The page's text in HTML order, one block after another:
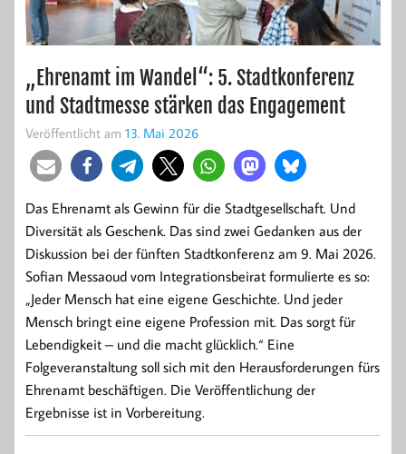
„Ehrenamt im Wandel“: 5. Stadtkonferenz
und Stadtmesse stärken das Engagement
Veröffentlicht am 13. Mai 2026
Das Ehrenamt als Gewinn für die Stadtgesellschaft. Und
Diversität als Geschenk. Das sind zwei Gedanken aus der
Diskussion bei der fünften Stadtkonferenz am 9. Mai 2026.
Sofian Messaoud vom Integrationsbeirat formulierte es so:
„Jeder Mensch hat eine eigene Geschichte. Und jeder
Mensch bringt eine eigene Profession mit. Das sorgt für
Lebendigkeit – und die macht glücklich.“ Eine
Folgeveranstaltung soll sich mit den Herausforderungen fürs
Ehrenamt beschäftigen. Die Veröffentlichung der
Ergebnisse ist in Vorbereitung.